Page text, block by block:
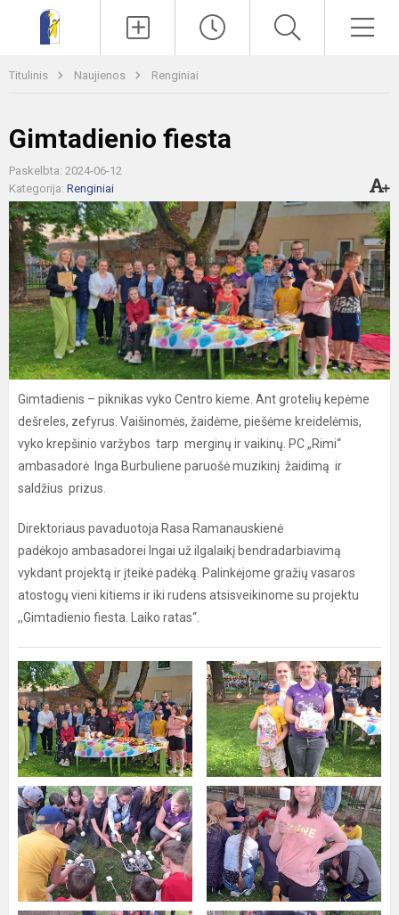
Titulinis Naujienos Renginiai
Gimtadienio fiesta
Paskelbta: 2024-06-12
Kategorija: Renginiai
Gimtadienis – piknikas vyko Centro kieme. Ant grotelių kepėme
dešreles, zefyrus. Vaišinomės, žaidėme, piešėme kreidelėmis,
vyko krepšinio varžybos tarp merginų ir vaikinų. PC „Rimi“
ambasadorė Inga Burbuliene paruošė muzikinį žaidimą ir
saldžius prizus.
Direktoriaus pavaduotoja Rasa Ramanauskienė
padėkojo ambasadorei Ingai už ilgalaikį bendradarbiavimą
vykdant projektą ir įteikė padėką. Palinkėjome gražių vasaros
atostogų vieni kitiems ir iki rudens atsisveikinome su projektu
,,Gimtadienio fiesta. Laiko ratas“.